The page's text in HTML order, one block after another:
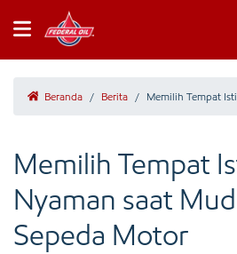
Beranda / Berita / Memilih Tempat
Memilih Tempat
Nyaman saat
Sepeda Motor